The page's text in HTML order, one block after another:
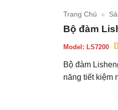
Trang Chủ »
Bộ đàm
Model: LS7200
Bộ đàm
năng tiết kiệm